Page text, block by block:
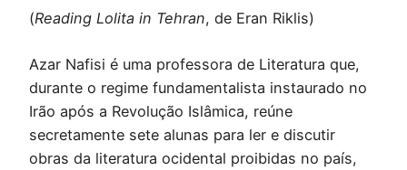
(Reading Lolita in Tehran, de Eran Riklis)
Azar Nafisi é uma professora de Literatura que,
durante o regime fundamentalista instaurado no
Irão após a Revolução Islâmica, reúne
secretamente sete alunas para ler e discutir
obras da literatura ocidental proibidas no país,